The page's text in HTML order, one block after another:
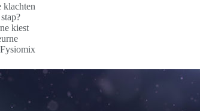
klachten
kiest